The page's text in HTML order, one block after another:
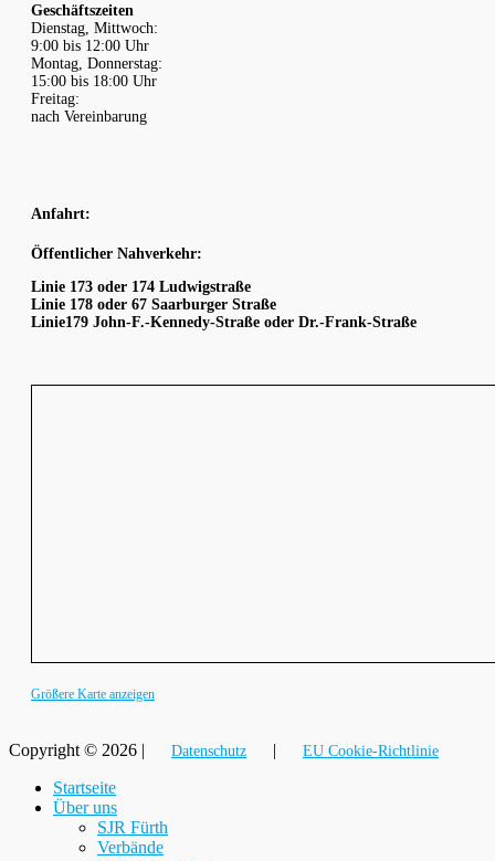
Geschäftszeiten
Dienstag, Mittwoch:
9:00 bis 12:00 Uhr
Montag, Donnerstag:
15:00 bis 18:00 Uhr
Freitag:
nach Vereinbarung
Anfahrt:
Öffentlicher Nahverkehr:
Linie 173 oder 174 Ludwigstraße
Linie 178 oder 67 Saarburger Straße
Linie179 John-F.-Kennedy-Straße oder Dr.-Frank-Straße
Größere Karte anzeigen
Copyright © 2026 | Datenschutz | EU Cookie-Richtlinie
oben
Startseite
Über uns
SJR Fürth
Verbände